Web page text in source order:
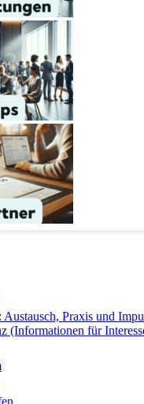
Praxis und
(Informationen für